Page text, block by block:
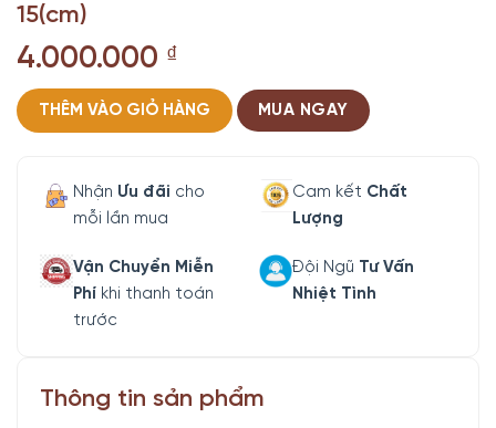
15(cm)
4.000.000 ₫
THÊM VÀO GIỎ HÀNG MUA NGAY
Nhận Ưu đãi cho
mỗi lần mua
Cam kết Chất
Lượng
Vận Chuyển Miễn
Phí khi thanh toán
trước
Đội Ngũ Tư Vấn
Nhiệt Tình
Thông tin sản phẩm